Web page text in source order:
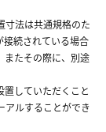
寸法は共通規格のた
接続されている場合
またその際に、別途
置していただくこと
アルすることができ